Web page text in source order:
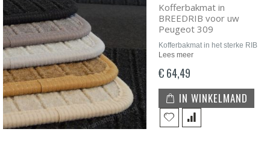
Kofferbakmat in
BREEDRIB voor uw
Peugeot 309
Kofferbakmat in het sterke RIB
Lees meer
€ 64,49
IN WINKELMAND